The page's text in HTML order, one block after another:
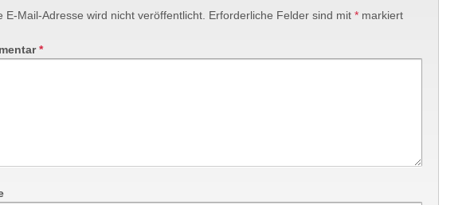
E-Mail-Adresse wird nicht veröffentlicht. Erforderliche Felder sind mit * markiert
*